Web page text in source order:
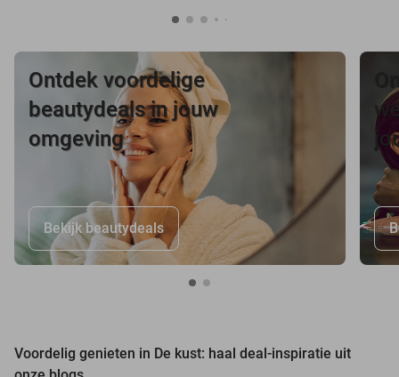
Ontdek voordelige
beautydeals in jouw
omgeving
Bekijk beautydeals
Voordelig genieten in De kust: haal deal-inspiratie uit